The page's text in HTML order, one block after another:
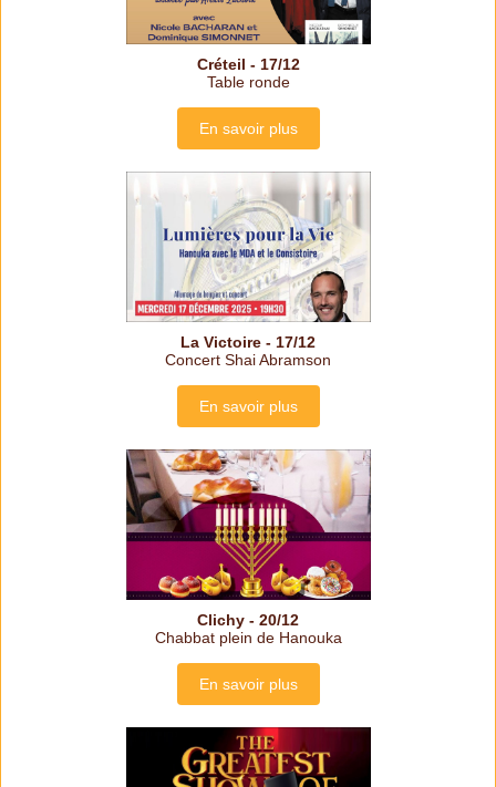
Créteil - 17/12
Table ronde
En savoir plus
La Victoire - 17/12
Concert Shai Abramson
En savoir plus
Clichy - 20/12
Chabbat plein de Hanouka
En savoir plus